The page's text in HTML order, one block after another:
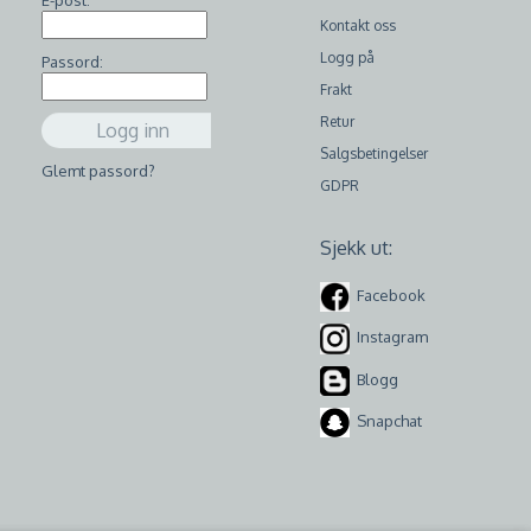
Passord:
Glemt passord?
Kontakt oss
Logg på
Frakt
Retur
Salgsbetingelser
GDPR
Sjekk ut:
Facebook
Instagram
Blogg
Snapchat